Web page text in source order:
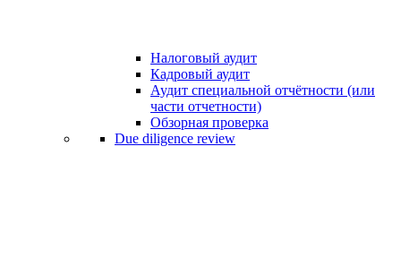
Налоговый аудит
Кадровый аудит
Аудит специальной отчётности (или
части отчетности)
Обзорная проверка
Due diligence review